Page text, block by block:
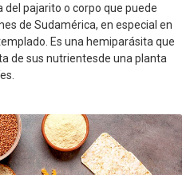
pajarito o corpo que puede
de Sudamérica, en especial en
Es una hemiparásita que
de sus nutrientesde una planta